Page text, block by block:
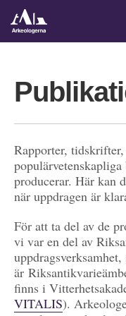
Rapporter,
producerar. Här kan
när uppdragen är
För att ta del av de
vi var en del av
är
finns i
VITALIS).